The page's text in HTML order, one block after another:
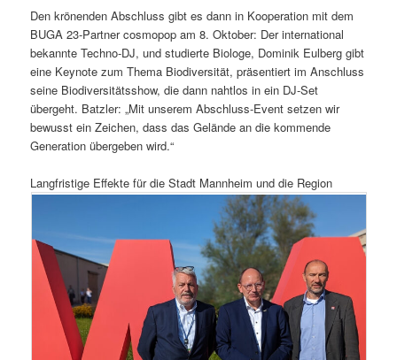
Den krönenden Abschluss gibt es dann in Kooperation mit dem
BUGA 23-Partner cosmopop am 8. Oktober: Der international
bekannte Techno-DJ, und studierte Biologe, Dominik Eulberg gibt
eine Keynote zum Thema Biodiversität, präsentiert im Anschluss
seine Biodiversitätsshow, die dann nahtlos in ein DJ-Set
übergeht. Batzler: „Mit unserem Abschluss-Event setzen wir
bewusst ein Zeichen, dass das Gelände an die kommende
Generation übergeben wird.“
Langfristige Effekte für die Stadt Mannheim und die Region